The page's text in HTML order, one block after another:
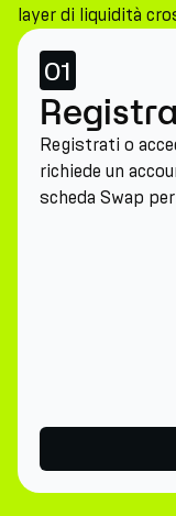
layer di liquidità
01
Registrati o
richiede un
scheda Swap